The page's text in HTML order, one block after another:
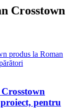
Crosstown
pentru